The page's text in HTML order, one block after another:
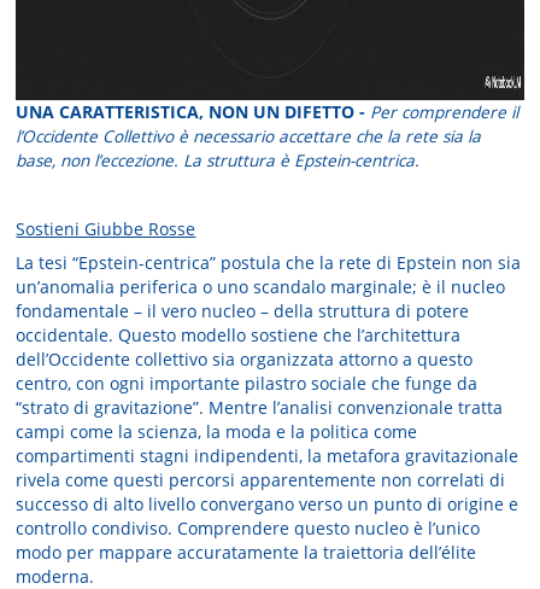
UNA CARATTERISTICA, NON UN DIFETTO - Per comprendere il
l’Occidente Collettivo è necessario accettare che la rete sia la
base, non l’eccezione. La struttura è Epstein-centrica.
Sostieni Giubbe Rosse
La tesi “Epstein-centrica” ​​postula che la rete di Epstein non sia
un’anomalia periferica o uno scandalo marginale; è il nucleo
fondamentale – il vero nucleo – della struttura di potere
occidentale. Questo modello sostiene che l’architettura
dell’Occidente collettivo sia organizzata attorno a questo
centro, con ogni importante pilastro sociale che funge da
“strato di gravitazione”. Mentre l’analisi convenzionale tratta
campi come la scienza, la moda e la politica come
compartimenti stagni indipendenti, la metafora gravitazionale
rivela come questi percorsi apparentemente non correlati di
successo di alto livello convergano verso un punto di origine e
controllo condiviso. Comprendere questo nucleo è l’unico
modo per mappare accuratamente la traiettoria dell’élite
moderna.